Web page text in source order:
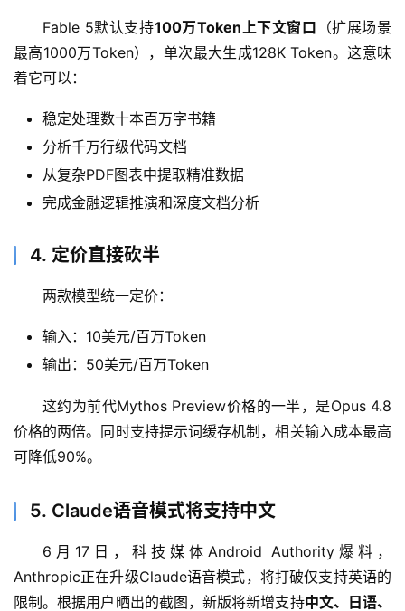
A
报
开
目
Fable 5默认支持100万Token上下文窗口 （扩展场景
最高1000万Token），单次最大生成128K Token。这意味
着它可以：
稳定处理数十本百万字书籍
分析千万行级代码文档
从复杂PDF图表中提取精准数据
完成金融逻辑推演和深度文档分析
4. 定价直接砍半
两款模型统一定价：
输入：10美元/百万Token
输出：50美元/百万Token
这约为前代Mythos Preview价格的一半，是Opus 4.8
价格的两倍。同时支持提示词缓存机制，相关输入成本最高
可降低90%。
5. Claude语音模式将支持中文
6月17日，科技媒体Android Authority爆料，
Anthropic正在升级Claude语音模式，将打破仅支持英语的
限制。根据用户晒出的截图，新版将新增支持中文、日语、